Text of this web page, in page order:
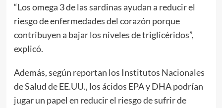
“Los omega 3 de las sardinas ayudan a reducir el
riesgo de enfermedades del corazón porque
contribuyen a bajar los niveles de triglicéridos”,
explicó.
Además, según reportan los Institutos Nacionales
de Salud de EE.UU., los ácidos EPA y DHA podrían
jugar un papel en reducir el riesgo de sufrir de